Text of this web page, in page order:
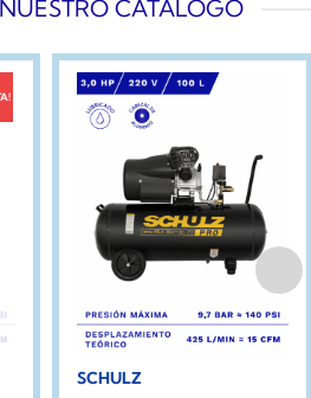
CATÁLOGO
SCHULZ